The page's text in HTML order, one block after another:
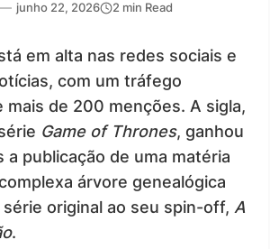
— junho 22, 2026 2 min Read
em alta nas redes sociais e
com um tráfego
mais de 200 menções. A sigla,
Game of Thrones, ganhou
a publicação de uma matéria
árvore genealógica
original ao seu spin-off, A
.